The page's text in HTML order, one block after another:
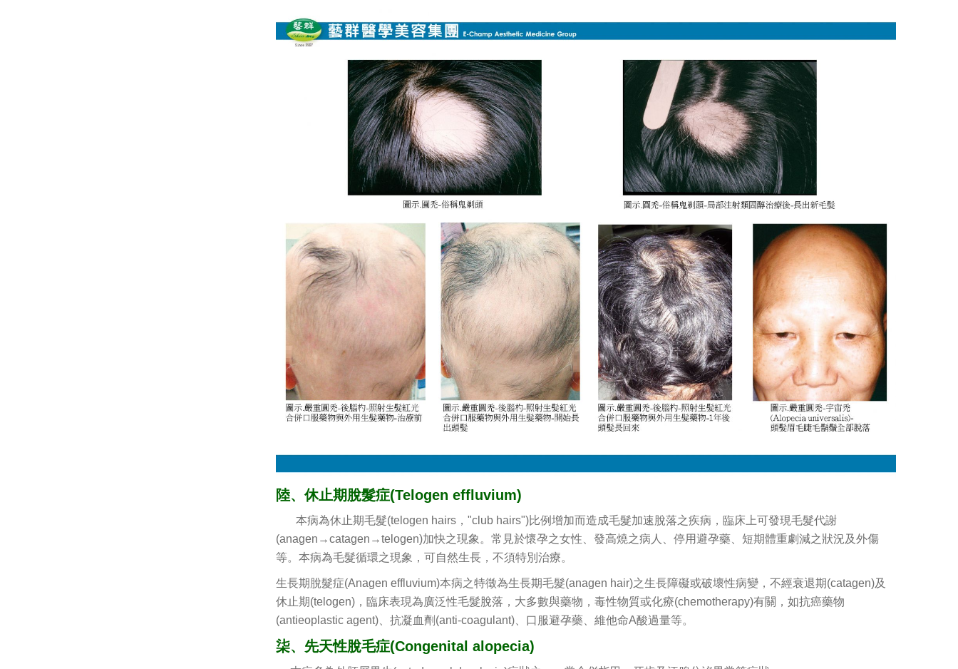
陸、休止期脫髮症(Telogen effluvium)
本病為休止期毛髮(telogen hairs，"club hairs")比例增加而造成毛髮加速脫落之疾病，臨床上可發現毛髮代謝
(anagen→catagen→telogen)加快之現象。常見於懷孕之女性、發高燒之病人、停用避孕藥、短期體重劇減之狀況及外傷
等。本病為毛髮循環之現象，可自然生長，不須特別治療。
生長期脫髮症(Anagen effluvium)本病之特徵為生長期毛髮(anagen hair)之生長障礙或破壞性病變，不經衰退期(catagen)及
休止期(telogen)，臨床表現為廣泛性毛髮脫落，大多數與藥物，毒性物質或化療(chemotherapy)有關，如抗癌藥物
(antieoplastic agent)、抗凝血劑(anti-coagulant)、口服避孕藥、維他命A酸過量等。
柒、先天性脫毛症(Congenital alopecia)